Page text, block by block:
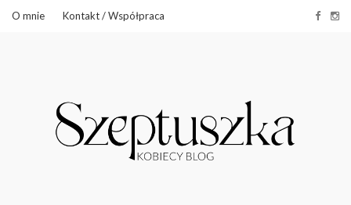
O mnie Kontakt / Współpraca